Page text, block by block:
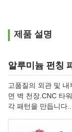
제품 설명
알루미늄 펀칭
고품질의 외관 및
면 벽 천장.CNC 타
각 패턴을 만듭니다..